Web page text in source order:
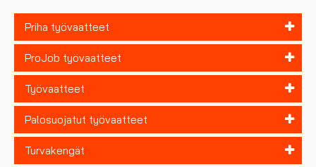
Priha työvaatteet
ProJob työvaatteet
Työvaatteet
Palosuojatut työvaatteet
Turvakengät